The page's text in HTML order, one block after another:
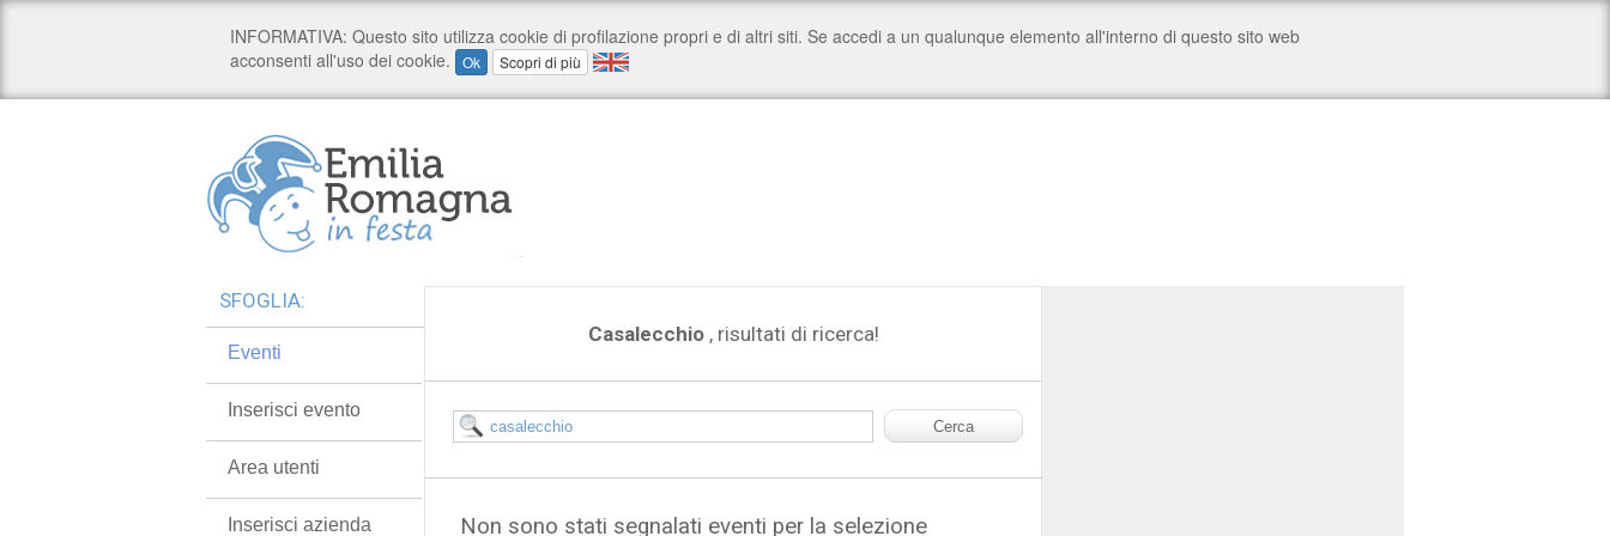
Casalecchio , risultati di ricerca!
Non sono stati segnalati eventi per la selezione
SFOGLIA:
Eventi
Inserisci evento
Area utenti
Inserisci azienda